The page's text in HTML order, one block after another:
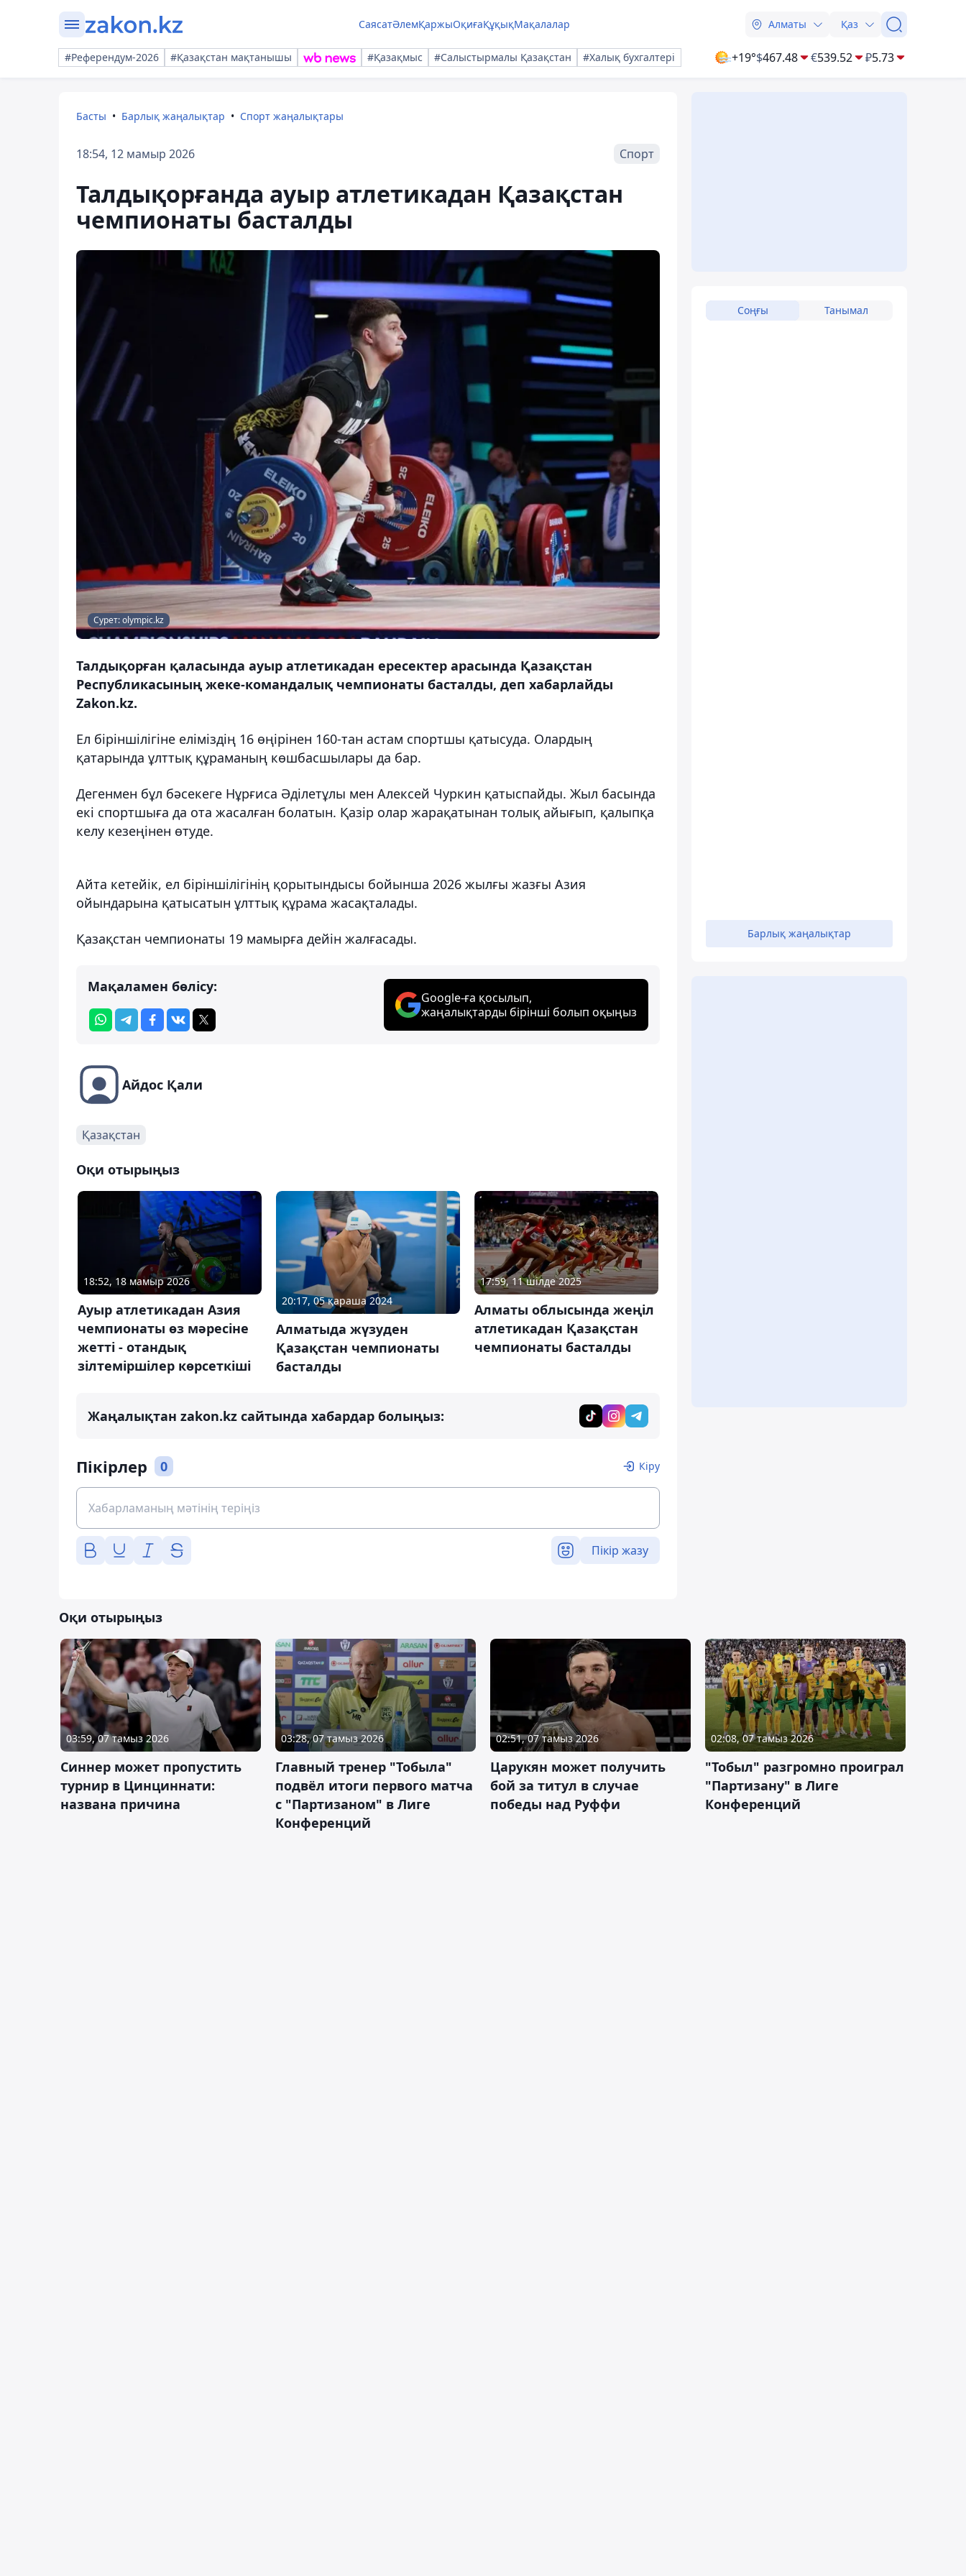
СаясатӘлемҚаржыОқиғаҚұқықМақалалар Алматы Қаз
#Референдум-2026 #Қазақстан мақтанышы #Қазақмыс #Салыстырмалы Қазақстан #Халық бухгалтері +19°$467.48 €539.52 ₽5.73
Басты Барлық жаңалықтар Спорт жаңалықтары
18:54, 12 мамыр 2026 Спорт
Талдықорғанда ауыр атлетикадан Қазақстан
чемпионаты басталды
Сурет: olympic.kz
Талдықорған қаласында ауыр атлетикадан ересектер арасында Қазақстан
Республикасының жеке-командалық чемпионаты басталды, деп хабарлайды
Zakon.kz.
Ел біріншілігіне еліміздің 16 өңірінен 160-тан астам спортшы қатысуда. Олардың
қатарында ұлттық құраманың көшбасшылары да бар.
Дегенмен бұл бәсекеге Нұрғиса Әділетұлы мен Алексей Чуркин қатыспайды. Жыл басында
екі спортшыға да ота жасалған болатын. Қазір олар жарақатынан толық айығып, қалыпқа
келу кезеңінен өтуде.
Айта кетейік, ел біріншілігінің қорытындысы бойынша 2026 жылғы жазғы Азия
ойындарына қатысатын ұлттық құрама жасақталады.
Қазақстан чемпионаты 19 мамырға дейін жалғасады.
Мақаламен бөлісу:
Google-ға қосылып,
жаңалықтарды бірінші болып оқыңыз
Айдос Қали
Қазақстан
Оқи отырыңыз
18:52, 18 мамыр 2026
Ауыр атлетикадан Азия
чемпионаты өз мәресіне
жетті - отандық
зілтеміршілер көрсеткіші
20:17, 05 қараша 2024
Алматыда жүзуден
Қазақстан чемпионаты
басталды
17:59, 11 шілде 2025
Алматы облысында жеңіл
атлетикадан Қазақстан
чемпионаты басталды
Жаңалықтан zakon.kz сайтында хабардар болыңыз:
Пікірлер 0 Кіру
Пікір жазу
Соңғы Танымал
Барлық жаңалықтар
Оқи отырыңыз
03:59, 07 тамыз 2026
Синнер может пропустить
турнир в Цинциннати:
названа причина
03:28, 07 тамыз 2026
Главный тренер "Тобыла"
подвёл итоги первого матча
с "Партизаном" в Лиге
Конференций
02:51, 07 тамыз 2026
Царукян может получить
бой за титул в случае
победы над Руффи
02:08, 07 тамыз 2026
"Тобыл" разгромно проиграл
"Партизану" в Лиге
Конференций